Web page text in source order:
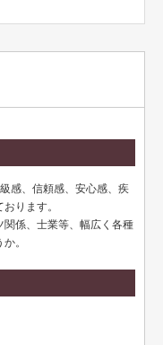
感、信頼感、安心感、疾
ります。
係、士業等、幅広く各種
。